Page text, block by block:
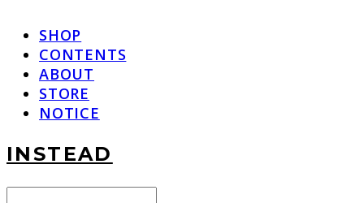
SHOP
CONTENTS
ABOUT
STORE
NOTICE
INSTEAD